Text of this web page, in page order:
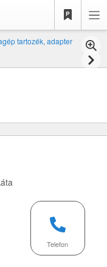
tartozék, adapter
Telefon